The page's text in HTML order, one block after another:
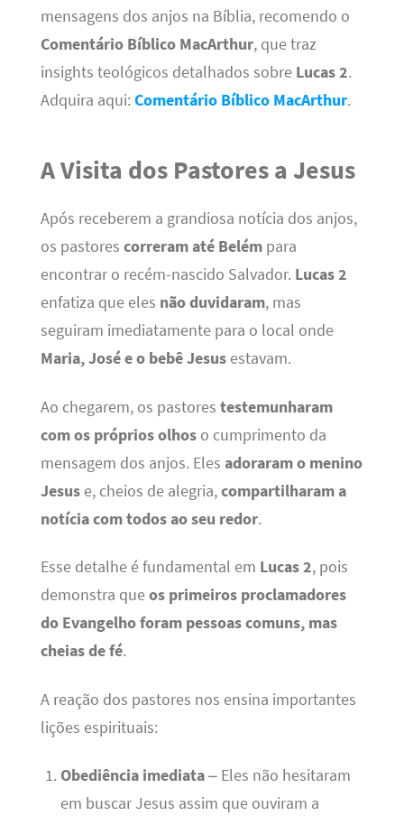
mensagens dos anjos na Bíblia, recomendo o
Comentário Bíblico MacArthur, que traz
insights teológicos detalhados sobre Lucas 2.
Adquira aqui: Comentário Bíblico MacArthur.
A Visita dos Pastores a Jesus
Após receberem a grandiosa notícia dos anjos,
os pastores correram até Belémpara
encontrar o recém-nascido Salvador. Lucas 2
enfatiza que eles não duvidaram, mas
seguiram imediatamente para o local onde
Maria, José e o bebê Jesusestavam.
Ao chegarem, os pastores testemunharam
com os próprios olhoso cumprimento da
mensagem dos anjos. Eles adoraram o menino
Jesuse, cheios de alegria,compartilharam a
notícia com todos ao seu redor.
Esse detalhe é fundamental em Lucas 2, pois
demonstra queos primeiros proclamadores
do Evangelho foram pessoas comuns, mas
cheias de fé.
A reação dos pastores nos ensina importantes
lições espirituais:
Obediência imediata– Eles não hesitaram
em buscar Jesus assim que ouviram a